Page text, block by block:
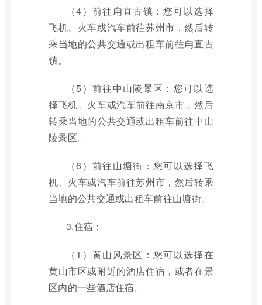
（4）前往甪直古镇：您可以选择
飞机、火车或汽车前往苏州市，然后转
乘当地的公共交通或出租车前往甪直古
镇。
（5）前往中山陵景区：您可以选
择飞机、火车或汽车前往南京市，然后
转乘当地的公共交通或出租车前往中山
陵景区。
（6）前往山塘街：您可以选择飞
机、火车或汽车前往苏州市，然后转乘
当地的公共交通或出租车前往山塘街。
3.住宿：
（1）黄山风景区：您可以选择在
黄山市区或附近的酒店住宿，或者在景
区内的一些酒店住宿。